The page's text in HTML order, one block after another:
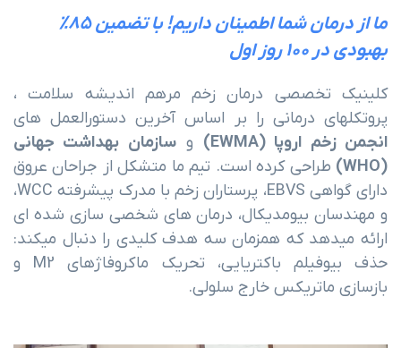
ما از درمان شما اطمینان داریم! با تضمین ۸۵%
بهبودی در ۱۰۰ روز اول
کلینیک تخصصی درمان زخم مرهم اندیشه سلامت ،
پروتکلهای درمانی را بر اساس آخرین دستورالعمل های
انجمن زخم اروپا (EWMA)
وسازمان بهداشت جهانی
طراحی کرده است. تیم ما متشکل از جراحان عروق
دارای گواهی EBVS، پرستاران زخم با مدرک پیشرفته WCC،
و مهندسان بیومدیکال، درمان های شخصی سازی شده ای
ارائه میدهد که همزمان سه هدف کلیدی را دنبال میکند:
حذف بیوفیلم باکتریایی، تحریک ماکروفاژهای M2 و
بازسازی ماتریکس خارج سلولی.